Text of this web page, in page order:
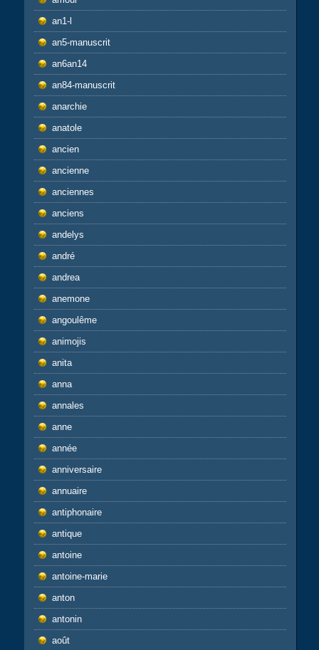
an1-l
an5-manuscrit
an6an14
an84-manuscrit
anarchie
anatole
ancien
ancienne
anciennes
anciens
andelys
andré
andrea
anemone
angoulême
animojis
anita
anna
annales
anne
année
anniversaire
annuaire
antiphonaire
antique
antoine
antoine-marie
anton
antonin
août